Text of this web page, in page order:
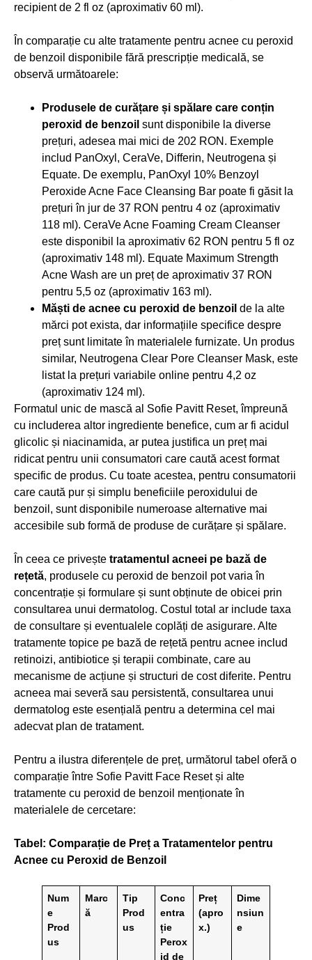
recipient de 2 fl oz (aproximativ 60 ml).
În comparație cu alte tratamente pentru acnee cu peroxid
de benzoil disponibile fără prescripție medicală, se
observă următoarele:
Produsele de curățare și spălare care conțin
peroxid de benzoil sunt disponibile la diverse
prețuri, adesea mai mici de 202 RON. Exemple
includ PanOxyl, CeraVe, Differin, Neutrogena și
Equate. De exemplu, PanOxyl 10% Benzoyl
Peroxide Acne Face Cleansing Bar poate fi găsit la
prețuri în jur de 37 RON pentru 4 oz (aproximativ
118 ml). CeraVe Acne Foaming Cream Cleanser
este disponibil la aproximativ 62 RON pentru 5 fl oz
(aproximativ 148 ml). Equate Maximum Strength
Acne Wash are un preț de aproximativ 37 RON
pentru 5,5 oz (aproximativ 163 ml).
Măști de acnee cu peroxid de benzoil de la alte
mărci pot exista, dar informațiile specifice despre
preț sunt limitate în materialele furnizate. Un produs
similar, Neutrogena Clear Pore Cleanser Mask, este
listat la prețuri variabile online pentru 4,2 oz
(aproximativ 124 ml).
Formatul unic de mască al Sofie Pavitt Reset, împreună
cu includerea altor ingrediente benefice, cum ar fi acidul
glicolic și niacinamida, ar putea justifica un preț mai
ridicat pentru unii consumatori care caută acest format
specific de produs. Cu toate acestea, pentru consumatorii
care caută pur și simplu beneficiile peroxidului de
benzoil, sunt disponibile numeroase alternative mai
accesibile sub formă de produse de curățare și spălare.
În ceea ce privește tratamentul acneei pe bază de
rețetă, produsele cu peroxid de benzoil pot varia în
concentrație și formulare și sunt obținute de obicei prin
consultarea unui dermatolog. Costul total ar include taxa
de consultare și eventualele coplăți de asigurare. Alte
tratamente topice pe bază de rețetă pentru acnee includ
retinoizi, antibiotice și terapii combinate, care au
mecanisme de acțiune și structuri de cost diferite. Pentru
acneea mai severă sau persistentă, consultarea unui
dermatolog este esențială pentru a determina cel mai
adecvat plan de tratament.
Pentru a ilustra diferențele de preț, următorul tabel oferă o
comparație între Sofie Pavitt Face Reset și alte
tratamente cu peroxid de benzoil menționate în
materialele de cercetare:
Tabel: Comparație de Preț a Tratamentelor pentru
Acnee cu Peroxid de Benzoil
Num
e
Prod
us
Marc
ă
Tip
Prod
us
Conc
entra
ție
Perox
id de
Preț
(apro
x.)
Dime
nsiun
e